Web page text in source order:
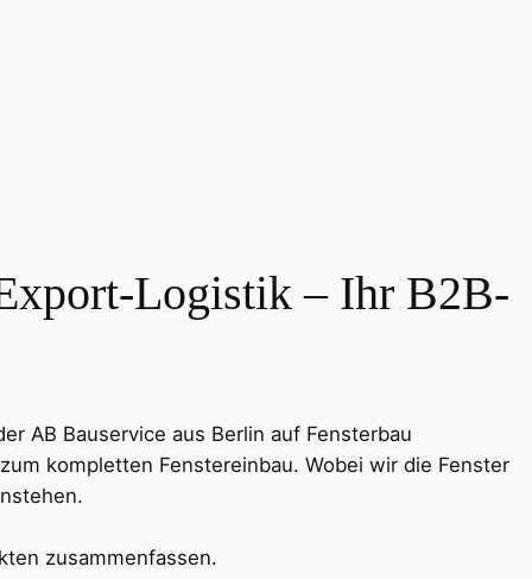
Logistik – Ihr B2B-
AB Bauservice aus Berlin auf Fensterbau
kompletten Fenstereinbau. Wobei wir die Fenster
zusammenfassen.